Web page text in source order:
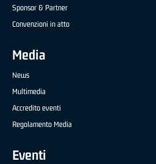
Sponsor & Partner
Convenzioni in atto
Media
News
Multimedia
Accredito eventi
Regolamento Media
Eventi